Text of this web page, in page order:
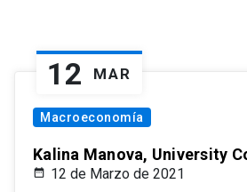
12 MAR
Macroeconomía
Kalina Manova, University
12 de Marzo de 2021